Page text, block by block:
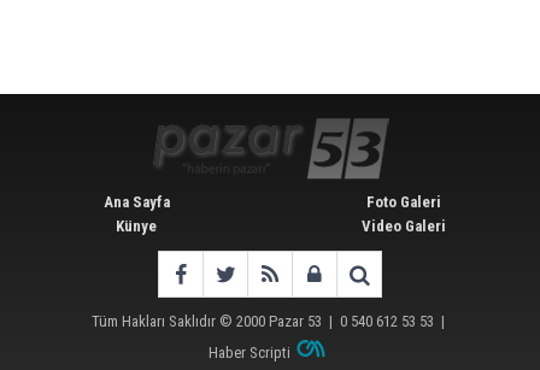
Ana Sayfa
Künye
Foto Galeri
Video Galeri
Tüm Hakları Saklıdır © 2000 Pazar 53 | 0 540 612 53 53 |
Haber Scripti